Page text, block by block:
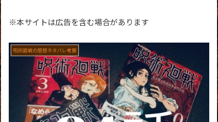
※本サイトは広告を含む場合があります
呪術廻戦の感想ネタバレ考察